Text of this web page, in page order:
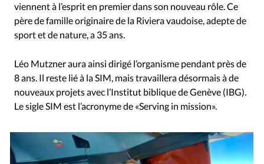
viennent à l’esprit en premier dans son nouveau rôle. Ce
père de famille originaire de la Riviera vaudoise, adepte de
sport et de nature, a 35 ans.
Léo Mutzner aura ainsi dirigé l’organisme pendant près de
8 ans. Il reste lié à la SIM, mais travaillera désormais à de
nouveaux projets avec l’Institut biblique de Genève (IBG).
Le sigle SIM est l’acronyme de «Serving in mission».